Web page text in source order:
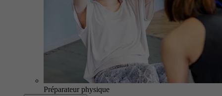
Préparateur physique